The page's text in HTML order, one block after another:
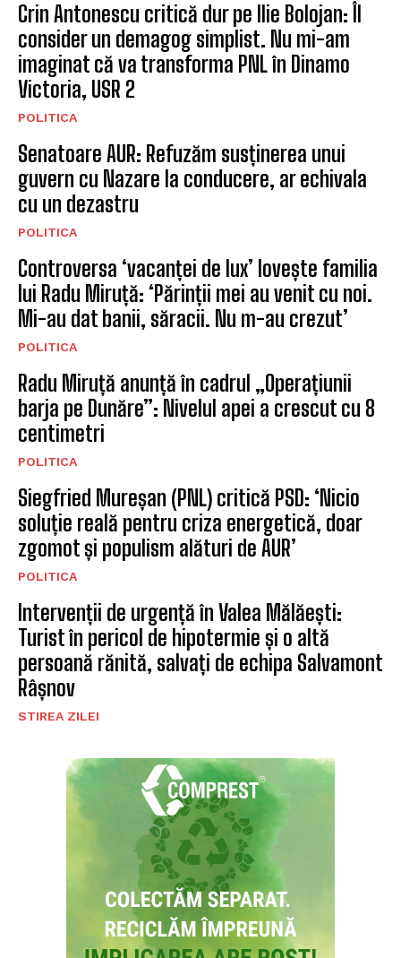
Crin Antonescu critică dur pe Ilie Bolojan: Îl
consider un demagog simplist. Nu mi-am
imaginat că va transforma PNL în Dinamo
Victoria, USR 2
POLITICA
Senatoare AUR: Refuzăm susținerea unui
guvern cu Nazare la conducere, ar echivala
cu un dezastru
POLITICA
Controversa ‘vacanței de lux’ lovește familia
lui Radu Miruță: ‘Părinții mei au venit cu noi.
Mi-au dat banii, săracii. Nu m-au crezut’
POLITICA
Radu Miruță anunță în cadrul „Operațiunii
barja pe Dunăre”: Nivelul apei a crescut cu 8
centimetri
POLITICA
Siegfried Mureșan (PNL) critică PSD: ‘Nicio
soluție reală pentru criza energetică, doar
zgomot și populism alături de AUR’
POLITICA
Intervenții de urgență în Valea Mălăești:
Turist în pericol de hipotermie și o altă
persoană rănită, salvați de echipa Salvamont
Râșnov
STIREA ZILEI